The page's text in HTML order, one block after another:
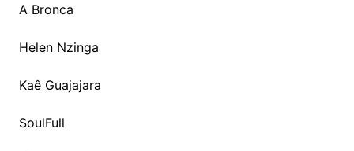
A Bronca
Helen Nzinga
Kaê Guajajara
SoulFull